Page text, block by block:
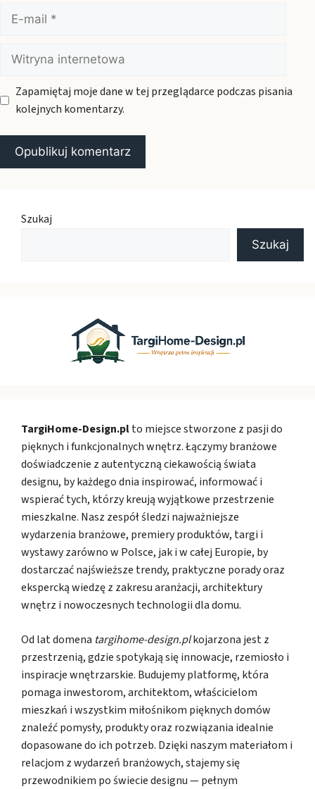
mail
Witryna
internetowa
Zapamiętaj moje dane w tej przeglądarce podczas pisania
kolejnych komentarzy.
Szukaj
Szukaj
TargiHome-Design.plto miejsce stworzone z pasji do
pięknych i funkcjonalnych wnętrz. Łączymy branżowe
doświadczenie z autentyczną ciekawością świata
designu, by każdego dnia inspirować, informować i
wspierać tych, którzy kreują wyjątkowe przestrzenie
mieszkalne. Nasz zespół śledzi najważniejsze
wydarzenia branżowe, premiery produktów, targi i
wystawy zarówno w Polsce, jak i w całej Europie, by
dostarczać najświeższe trendy, praktyczne porady oraz
ekspercką wiedzę z zakresu aranżacji, architektury
wnętrz i nowoczesnych technologii dla domu.
Od lat domena targihome-design.plkojarzona jest z
przestrzenią, gdzie spotykają się innowacje, rzemiosło i
inspiracje wnętrzarskie. Budujemy platformę, która
pomaga inwestorom, architektom, właścicielom
mieszkań i wszystkim miłośnikom pięknych domów
znaleźć pomysły, produkty oraz rozwiązania idealnie
dopasowane do ich potrzeb. Dzięki naszym materiałom i
relacjom z wydarzeń branżowych, stajemy się
przewodnikiem po świecie designu — pełnym